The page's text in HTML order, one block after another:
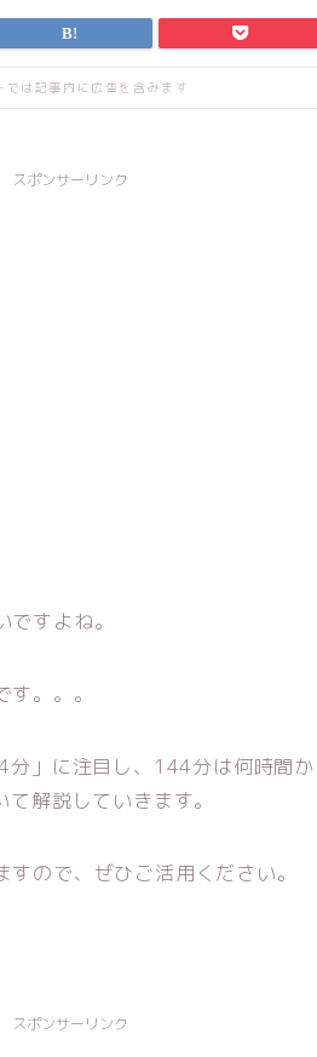
では記事内に広告を含みます
スポンサーリンク
すよね。
。。。
」に注目し、144分は何時間
解説していきます。
ので、ぜひご活用ください。
スポンサーリンク